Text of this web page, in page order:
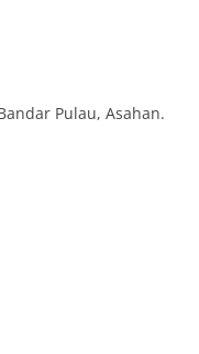
Pulau, Asahan.